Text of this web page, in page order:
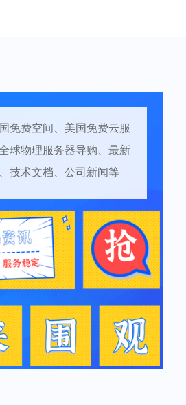
免费空间、美国免费云服
球物理服务器导购、最新
技术文档、公司新闻等